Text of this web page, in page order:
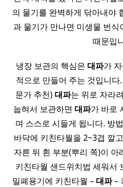
의 물기를 완벽하게 닦아내야
과 물기가 만나면 미생물 번
때문입
냉장 보관의 핵심은 대파가
적으로 만들어 주는 것입니
문가 추천)대파는 위로 자라
눕혀서 보관하면 대파가 바로
며 스스로 시들게 됩니다. 방
바닥에 키친타월을 2~3겹 깔
자른 뒤 흰 부분(뿌리 쪽)이
키친타월 샌드위치법 세워서
밀폐용기에 키친타월 –대파–